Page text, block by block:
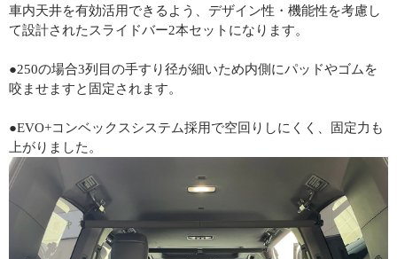
車内天井を有効活用できるよう、デザイン性・機能性を考慮し
て設計されたスライドバー2本セットになります。
●250の場合3列目の手すり径が細いため内側にパッドやゴムを
咬ませますと固定されます。
●EVO+コンベックスシステム採用で空回りしにくく、固定力も
上がりました。